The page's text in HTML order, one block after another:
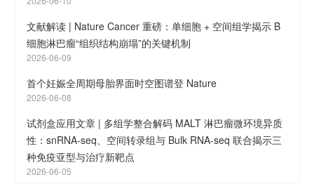
文献解读 | Nature Cancer 重磅：单细胞 + 空间组学揭示 B
细胞淋巴瘤“组织结构崩塌”的关键机制
2026-06-09
首个妊娠全周期母胎界面时空图谱登 Nature
2026-06-08
试剂盒应用文章 | 多组学整合解码 MALT 淋巴瘤微环境异质
性：snRNA-seq、空间转录组与 Bulk RNA-seq 联合揭示三
种免疫亚型与治疗新靶点
2026-06-05